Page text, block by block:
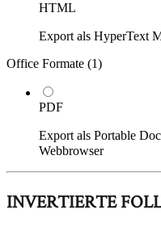
HTML
Export als HyperText
Office Formate (1)
PDF
Export als Portable
Webbrowser
INVERTIERTE